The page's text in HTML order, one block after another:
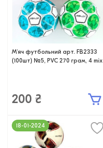
М'яч футбольний арт. FB2333
(100шт) №5, PVC 270 грам, 4 mix
200 ₴
18-01-2024